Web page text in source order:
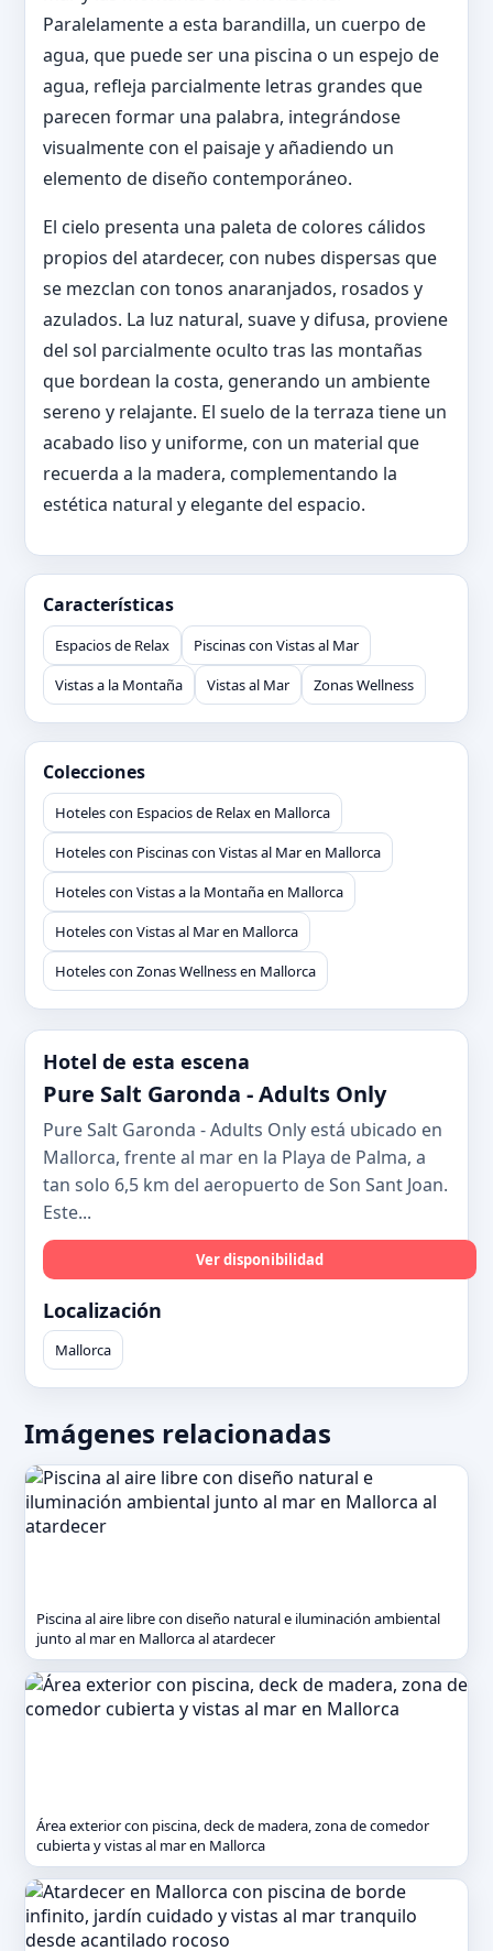
Paralelamente a esta barandilla, un cuerpo de
agua, que puede ser una piscina o un espejo de
agua, refleja parcialmente letras grandes que
parecen formar una palabra, integrándose
visualmente con el paisaje y añadiendo un
elemento de diseño contemporáneo.
El cielo presenta una paleta de colores cálidos
propios del atardecer, con nubes dispersas que
se mezclan con tonos anaranjados, rosados y
azulados. La luz natural, suave y difusa, proviene
del sol parcialmente oculto tras las montañas
que bordean la costa, generando un ambiente
sereno y relajante. El suelo de la terraza tiene un
acabado liso y uniforme, con un material que
recuerda a la madera, complementando la
estética natural y elegante del espacio.
Características
Espacios de Relax
Piscinas con Vistas al Mar
Vistas a la Montaña
Vistas al Mar Zonas Wellness
Colecciones
Hoteles con Espacios de Relax en Mallorca
Hoteles con Piscinas con Vistas al Mar en Mallorca
Hoteles con Vistas a la Montaña en Mallorca
Hoteles con Vistas al Mar en Mallorca
Hoteles con Zonas Wellness en Mallorca
Hotel de esta escena
Pure Salt Garonda - Adults Only
Pure Salt Garonda - Adults Only está ubicado en
Mallorca, frente al mar en la Playa de Palma, a
tan solo 6,5 km del aeropuerto de Son Sant Joan.
Este...
Ver disponibilidad
Localización
Mallorca
Imágenes relacionadas
Piscina al aire libre con diseño natural e iluminación ambiental
junto al mar en Mallorca al atardecer
Área exterior con piscina, deck de madera, zona de comedor
cubierta y vistas al mar en Mallorca